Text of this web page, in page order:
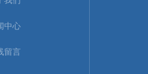
中心
留言